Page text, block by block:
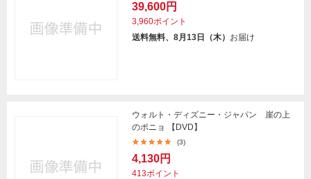
39,600円
3,960ポイント
送料無料、8月13日（木） お届け
ウォルト・ディズニー・ジャパン 崖の上
のポニョ 【DVD】
(3)
4,130円
413ポイント